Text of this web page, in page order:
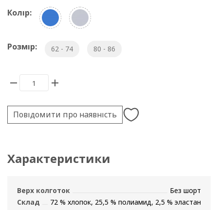
Колір:
Розмір: 62 - 74 80 - 86
Повідомити про наявність
Характеристики
Верх колготок
Без шорт
Склад
72 % хлопок, 25,5 % полиамид, 2,5 % эластан